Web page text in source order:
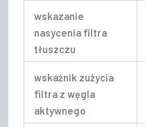
wskazanie
nasycenia filtra
tłuszczu
wskaźnik zużycia
filtra z węgla
aktywnego